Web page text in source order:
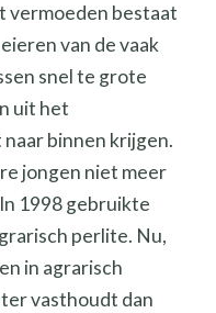
vermoeden bestaat
van de vaak
snel te grote
uit het
binnen krijgen.
jongen niet meer
1998 gebruikte
perlite. Nu,
in agrarisch
vasthoudt dan